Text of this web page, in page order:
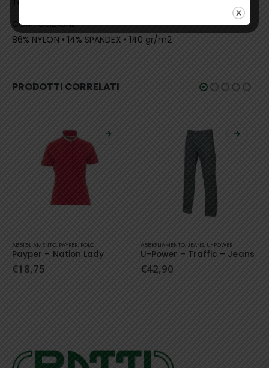
COMPOSIZIONE
​​​​​​​86% NYLON • 14% SPANDEX • 140 gr/m2
PRODOTTI CORRELATI
ABBIGLIAMENTO,JEANS,U-POWER
U-Power – Traffic – Jeans
€42,90
ABBIGLIAMENTO,GIACCHE,U-POWER
U-Power – Pluton – Giacca
€61,00